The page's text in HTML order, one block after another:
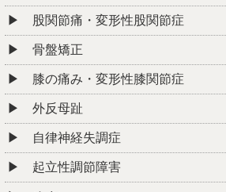
取り組んでおります。安心してご
当院でのコロナウィルス対策